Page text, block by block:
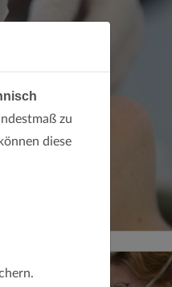
zu
diese